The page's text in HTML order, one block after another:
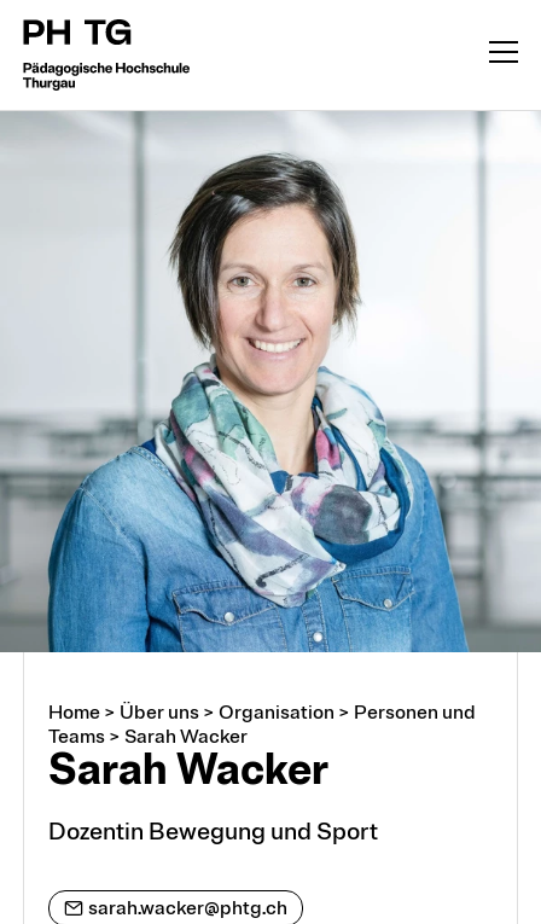
Über uns
Arbeiten an der PHTG
Home> Über uns> Organisation > Personen und
Teams> Sarah Wacker
Sarah Wacker
Dozentin Bewegung und Sport
sarah.wacker@phtg.ch